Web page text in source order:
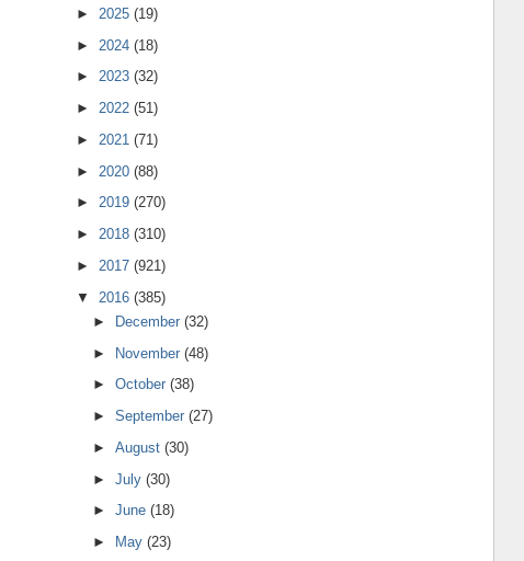
► 2025 (19)
► 2024 (18)
► 2023 (32)
► 2022 (51)
► 2021 (71)
► 2020 (88)
► 2019 (270)
► 2018 (310)
► 2017 (921)
▼ 2016 (385)
►
December(32)
► November(48)
►October(38)
►September(27)
►August(30)
►July(30)
►June(18)
►
May(23)